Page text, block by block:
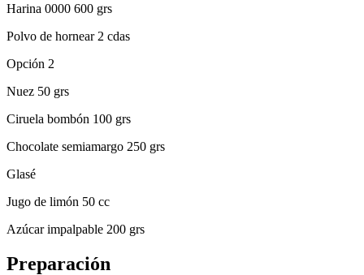
Harina 0000 600 grs
Polvo de hornear 2 cdas
Opción 2
Nuez 50 grs
Ciruela bombón 100 grs
Chocolate semiamargo 250 grs
Glasé
Jugo de limón 50 cc
Azúcar impalpable 200 grs
Preparación